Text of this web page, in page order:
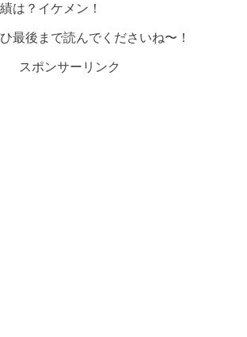
は？イケメン！
最後まで読んでくださいね〜！
スポンサーリンク